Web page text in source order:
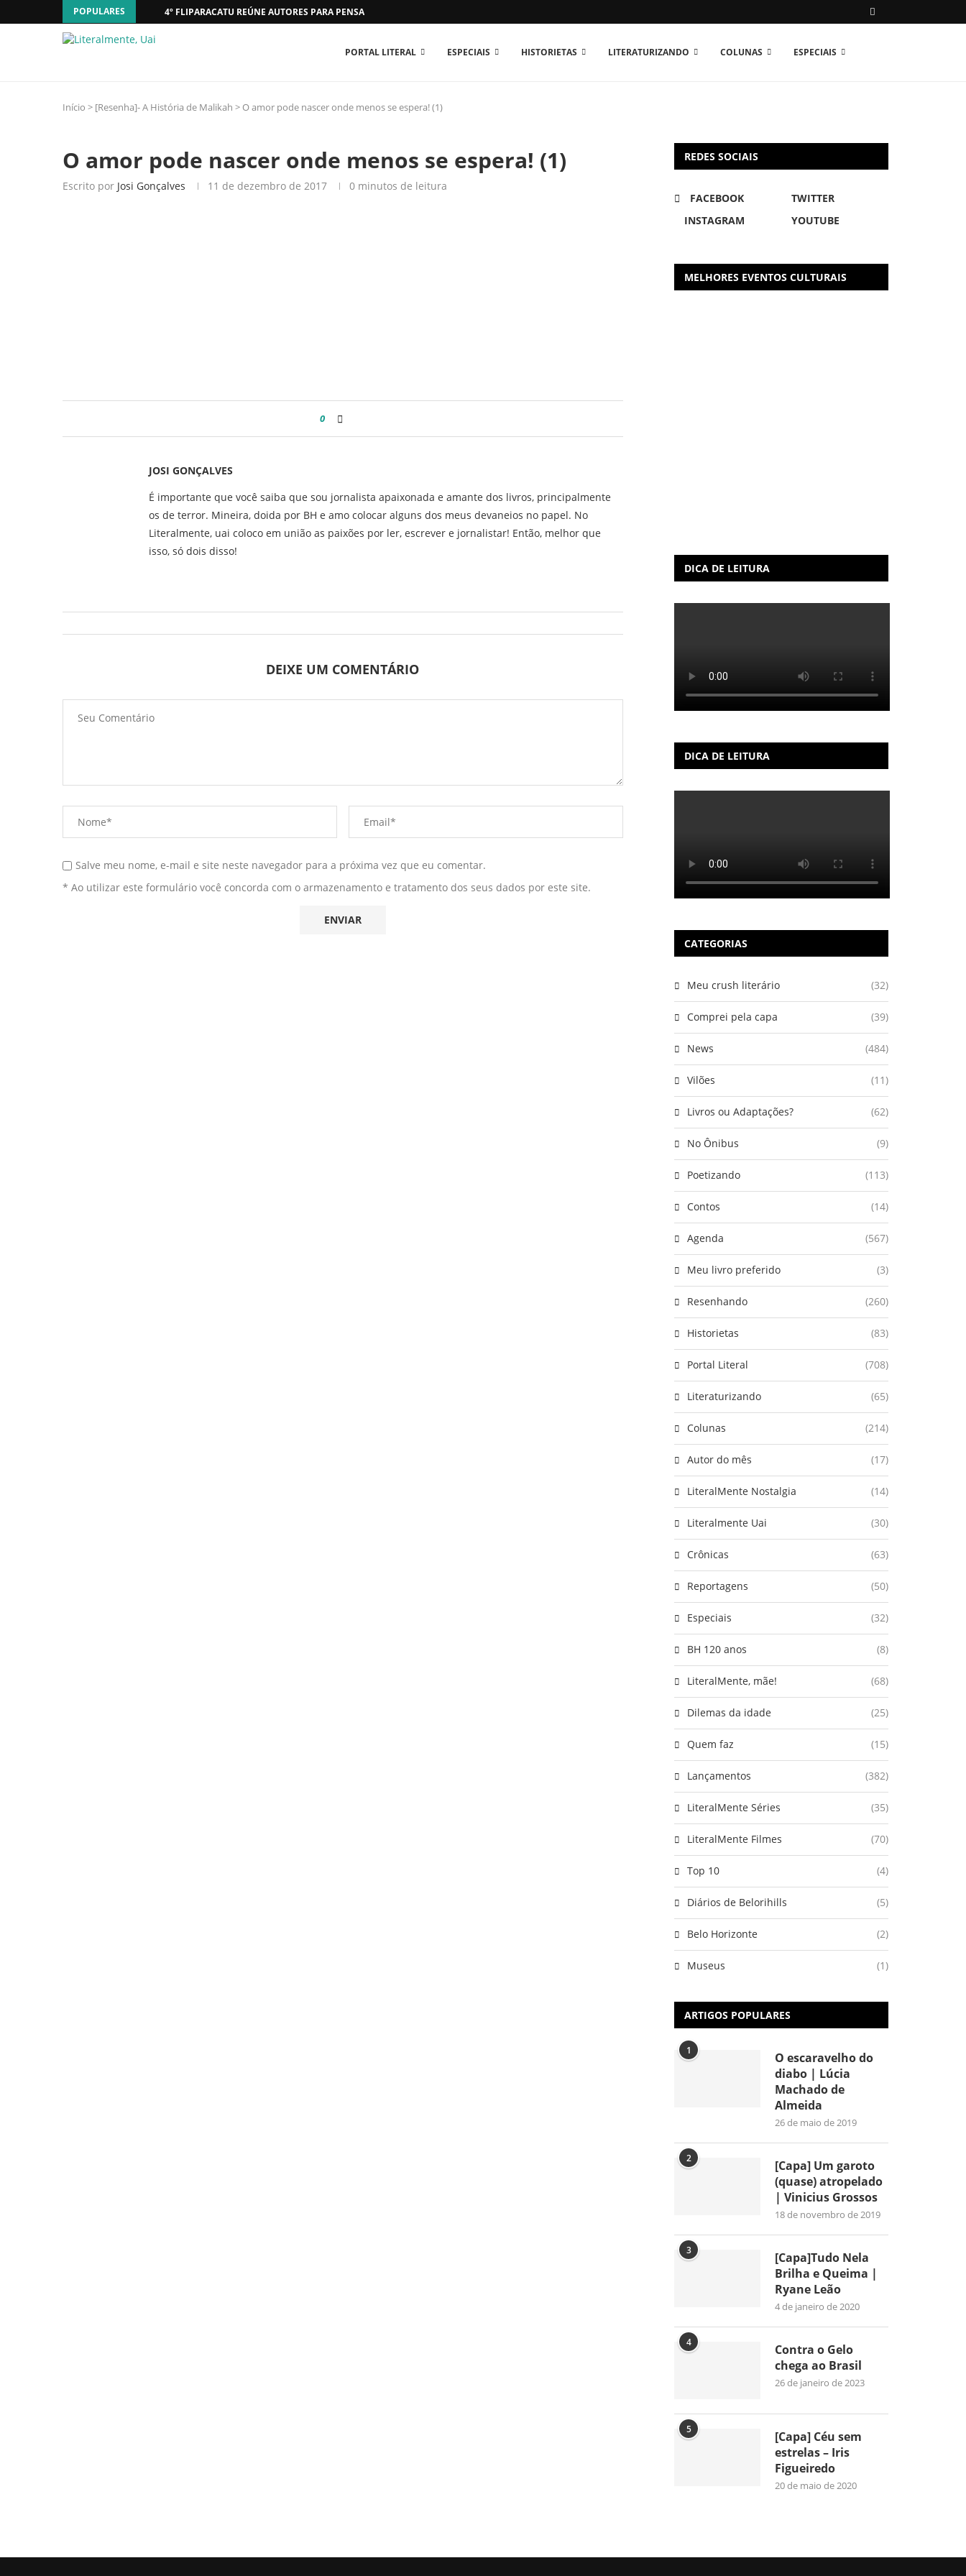
POPULARES 4º FLIPARACATU REÚNE AUTORES PARA PENSAR O MUNDO...
PORTAL LITERAL ESPECIAIS HISTORIETAS LITERATURIZANDO COLUNAS ESPECIAIS
Início > [Resenha]- A História de Malikah > O amor pode nascer onde menos se espera! (1)
O amor pode nascer onde menos se espera! (1)
Escrito por Josi Gonçalves 11 de dezembro de 2017 0 minutos de leitura
0
JOSI GONÇALVES
É importante que você saiba que sou jornalista apaixonada e amante dos livros, principalmente
os de terror. Mineira, doida por BH e amo colocar alguns dos meus devaneios no papel. No
Literalmente, uai coloco em união as paixões por ler, escrever e jornalistar! Então, melhor que
isso, só dois disso!
DEIXE UM COMENTÁRIO
Salve meu nome, e-mail e site neste navegador para a próxima vez que eu comentar.
* Ao utilizar este formulário você concorda com o armazenamento e tratamento dos seus dados por este site.
REDES SOCIAIS
FACEBOOK
TWITTER
INSTAGRAM
YOUTUBE
MELHORES EVENTOS CULTURAIS
DICA DE LEITURA
DICA DE LEITURA
CATEGORIAS
Meu crush literário (32)
Comprei pela capa (39)
News (484)
Vilões (11)
Livros ou Adaptações? (62)
No Ônibus (9)
Poetizando (113)
Contos (14)
Agenda (567)
Meu livro preferido (3)
Resenhando (260)
Historietas (83)
Portal Literal (708)
Literaturizando (65)
Colunas (214)
Autor do mês (17)
LiteralMente Nostalgia (14)
Literalmente Uai (30)
Crônicas (63)
Reportagens (50)
Especiais (32)
BH 120 anos (8)
LiteralMente, mãe! (68)
Dilemas da idade (25)
Quem faz (15)
Lançamentos (382)
LiteralMente Séries (35)
LiteralMente Filmes (70)
Top 10 (4)
Diários de Belorihills (5)
Belo Horizonte (2)
Museus (1)
ARTIGOS POPULARES
1
O escaravelho do
diabo | Lúcia
Machado de
Almeida
26 de maio de 2019
2
[Capa] Um garoto
(quase) atropelado
| Vinicius Grossos
18 de novembro de 2019
3
[Capa]Tudo Nela
Brilha e Queima |
Ryane Leão
4 de janeiro de 2020
4
Contra o Gelo
chega ao Brasil
26 de janeiro de 2023
5
[Capa] Céu sem
estrelas – Iris
Figueiredo
20 de maio de 2020